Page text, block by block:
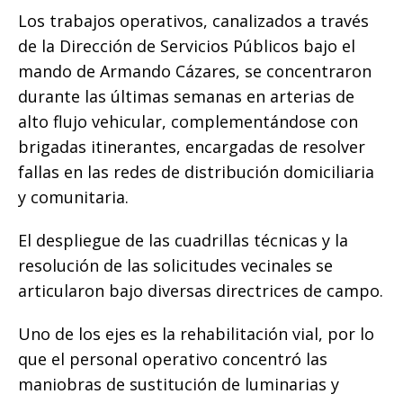
​Los trabajos operativos, canalizados a través
de la Dirección de Servicios Públicos bajo el
mando de Armando Cázares, se concentraron
durante las últimas semanas en arterias de
alto flujo vehicular, complementándose con
brigadas itinerantes, encargadas de resolver
fallas en las redes de distribución domiciliaria
y comunitaria.
El despliegue de las cuadrillas técnicas y la
resolución de las solicitudes vecinales se
articularon bajo diversas directrices de campo.
​Uno de los ejes es la rehabilitación vial, por lo
que el personal operativo concentró las
maniobras de sustitución de luminarias y